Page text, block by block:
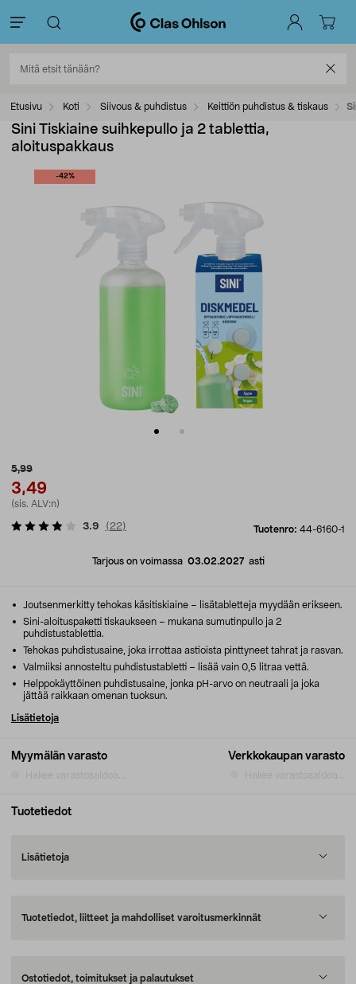
Etusivu Koti Siivous & puhdistus Keittiön puhdistus & tiskaus
Sini Tiskiaine suihkepullo ja 2 tablettia,
aloituspakkaus
-42%
5,99
3,49
(sis. ALV:n)
Tuotenro: 44-6160-1
3.9 ( 22)
Tarjous on voimassa 03.02.2027asti
Myymälän varasto
Hakee varastosaldoa...
Verkkokaupan varasto
Hakee varastosaldoa...
Joutsenmerkitty tehokas käsitiskiaine – lisätabletteja myydään erikseen.
Sini-aloituspaketti tiskaukseen – mukana sumutinpullo ja 2
puhdistustablettia.
Tehokas puhdistusaine, joka irrottaa astioista pinttyneet tahrat ja rasvan.
Valmiiksi annosteltu puhdistustabletti – lisää vain 0,5 litraa vettä.
Helppokäyttöinen puhdistusaine, jonka pH-arvo on neutraali ja joka
jättää raikkaan omenan tuoksun.
Lisätietoja
Tuotetiedot
Lisätietoja
Tuotetiedot, liitteet ja mahdolliset varoitusmerkinnät
Ostotiedot, toimitukset ja palautukset